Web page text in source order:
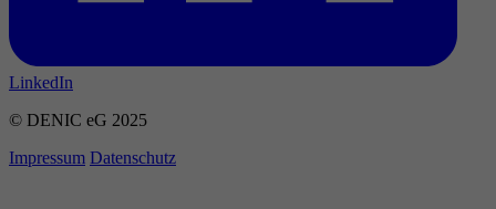
LinkedIn
© DENIC eG 2025
Impressum Datenschutz